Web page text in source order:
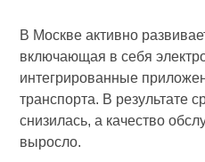
В Москве активно
включающая в себя
интегрированные
транспорта. В результате
снизилась, а качество
выросло.